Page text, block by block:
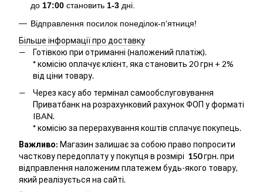
до 17:00 становить 1-3 дні.
Відправлення посилок понеділок-п‘ятниця!
Більше інформації про доставку
Готівкою при отриманні (наложений платіж).
*комісію оплачує клієнт, яка становить 20 грн + 2%
від ціни товару.
Через касу або термінал самообслуговування
Приватбанк на розрахунковий рахунок ФОП у форматі
IBAN.
*комісію за перерахування коштів сплачує покупець.
Важливо: Магазин залишає за собою право попросити
часткову передоплату у покупця в розмірі 150грн. при
відправлення наложеним платежем будь-якого товару,
який реалізується на сайті.